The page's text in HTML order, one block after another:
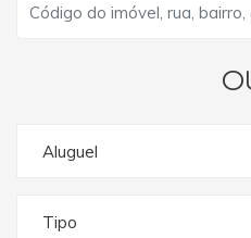
Aluguel
Tipo